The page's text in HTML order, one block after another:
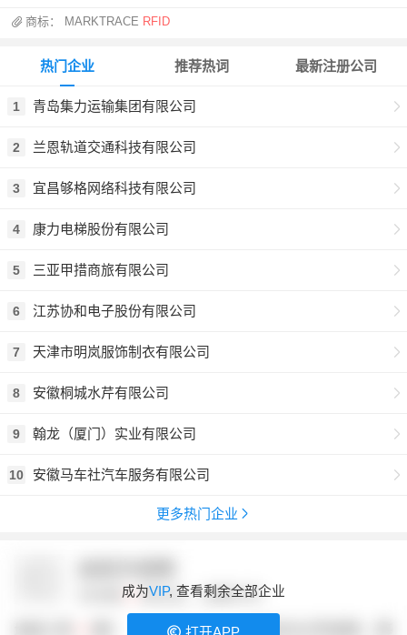
商标： MARKTRACE RFID
热门企业
1 青岛集力运输集团有限公司
2 兰恩轨道交通科技有限公司
3 宜昌够格网络科技有限公司
4 康力电梯股份有限公司
5 三亚甲措商旅有限公司
6 江苏协和电子股份有限公司
7 天津市明岚服饰制衣有限公司
8 安徽桐城水芹有限公司
9 翰龙（厦门）实业有限公司
10 安徽马车社汽车服务有限公司
更多热门企业
推荐热词 最新注册公司
成为VIP, 查看剩余全部企业
打开APP